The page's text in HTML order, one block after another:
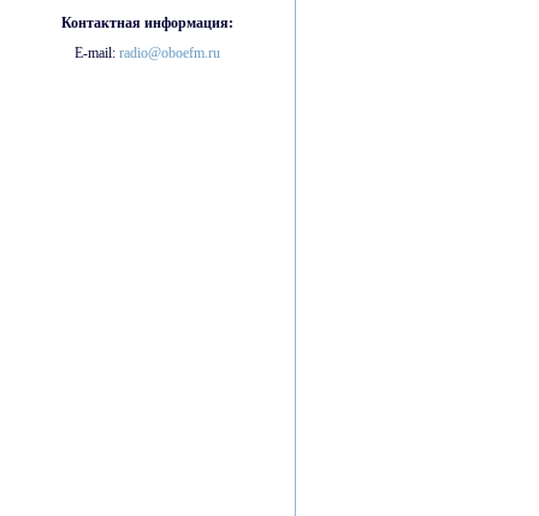
Контактная информация:
E-mail: radio@oboefm.ru